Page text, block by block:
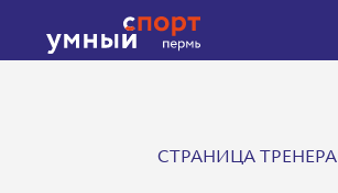
СТРАНИЦА ТРЕНЕРА